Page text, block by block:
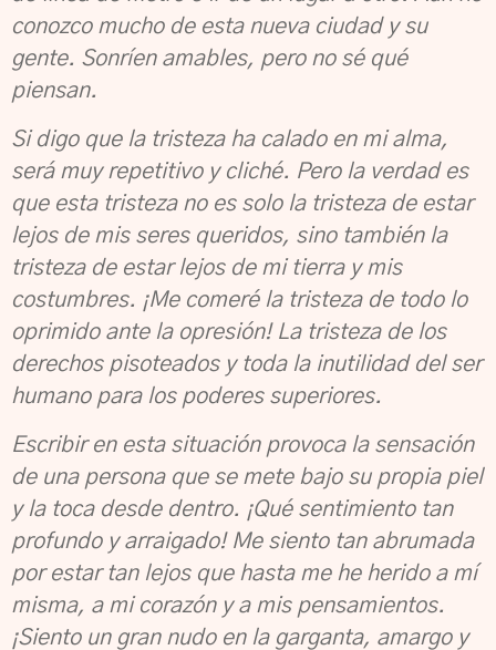
conozco mucho de esta nueva ciudad y su
gente. Sonríen amables, pero no sé qué
piensan.
Si digo que la tristeza ha calado en mi alma,
será muy repetitivo y cliché. Pero la verdad es
que esta tristeza no es solo la tristeza de estar
lejos de mis seres queridos, sino también la
tristeza de estar lejos de mi tierra y mis
costumbres. ¡Me comeré la tristeza de todo lo
oprimido ante la opresión! La tristeza de los
derechos pisoteados y toda la inutilidad del ser
humano para los poderes superiores.
Escribir en esta situación provoca la sensación
de una persona que se mete bajo su propia piel
y la toca desde dentro. ¡Qué sentimiento tan
profundo y arraigado! Me siento tan abrumada
por estar tan lejos que hasta me he herido a mí
misma, a mi corazón y a mis pensamientos.
¡Siento un gran nudo en la garganta, amargo y